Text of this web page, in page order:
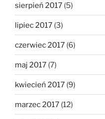
sierpień 2017 (5)
lipiec 2017 (3)
czerwiec 2017 (6)
maj 2017 (7)
kwiecień 2017 (9)
marzec 2017 (12)